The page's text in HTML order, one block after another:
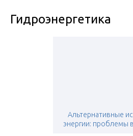
Гидроэнергетика
Альтернативные
энергии: проблемы